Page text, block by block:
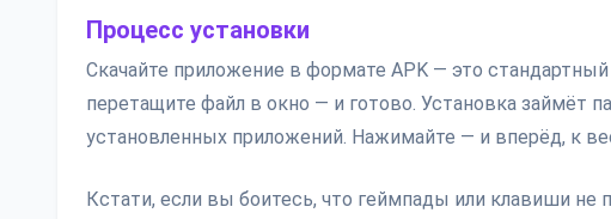
Процесс установки
Скачайте приложение в формате APK — это
перетащите файл в окно — и готово. Установка займёт
установленных приложений. Нажимайте — и вперёд, к
Кстати, если вы боитесь, что геймпады или клавиши